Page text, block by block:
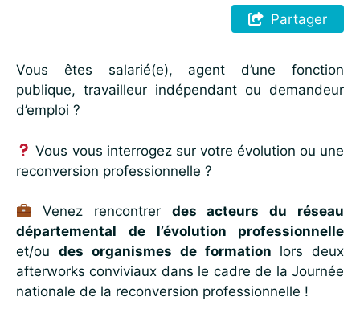
Partager
Vous êtes salarié(e), agent d’une fonction
publique, travailleur indépendant ou demandeur
d’emploi ?
Vous vous interrogez sur votre évolution ou une
reconversion professionnelle ?
Venez rencontrer des acteurs du réseau
départemental
de l’évolution professionnelle
et/ou des organismes de formation lors deux
afterworks conviviaux dans le cadre de la Journée
nationale de la reconversion professionnelle !